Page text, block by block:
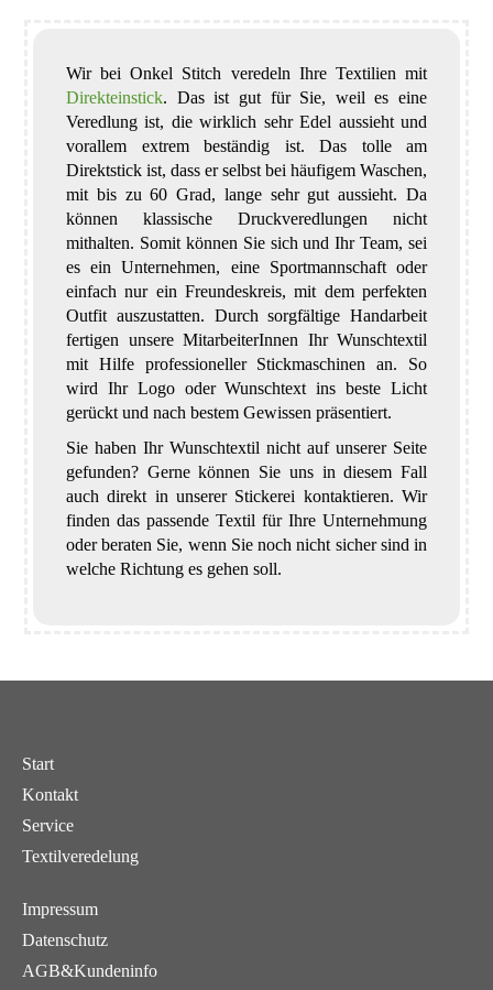
Wir bei Onkel Stitch veredeln Ihre Textilien mit
Direkteinstick. Das ist gut für Sie, weil es eine
Veredlung ist, die wirklich sehr Edel aussieht und
vorallem extrem beständig ist. Das tolle am
Direktstick ist, dass er selbst bei häufigem Waschen,
mit bis zu 60 Grad, lange sehr gut aussieht. Da
können klassische Druckveredlungen nicht
mithalten. Somit können Sie sich und Ihr Team, sei
es ein Unternehmen, eine Sportmannschaft oder
einfach nur ein Freundeskreis, mit dem perfekten
Outfit auszustatten. Durch sorgfältige Handarbeit
fertigen unsere MitarbeiterInnen Ihr Wunschtextil
mit Hilfe professioneller Stickmaschinen an. So
wird Ihr Logo oder Wunschtext ins beste Licht
gerückt und nach bestem Gewissen präsentiert.
Sie haben Ihr Wunschtextil nicht auf unserer Seite
gefunden? Gerne können Sie uns in diesem Fall
auch direkt in unserer Stickerei kontaktieren. Wir
finden das passende Textil für Ihre Unternehmung
oder beraten Sie, wenn Sie noch nicht sicher sind in
welche Richtung es gehen soll.
Start
Kontakt
Service
Textilveredelung
Impressum
Datenschutz
AGB&Kundeninfo